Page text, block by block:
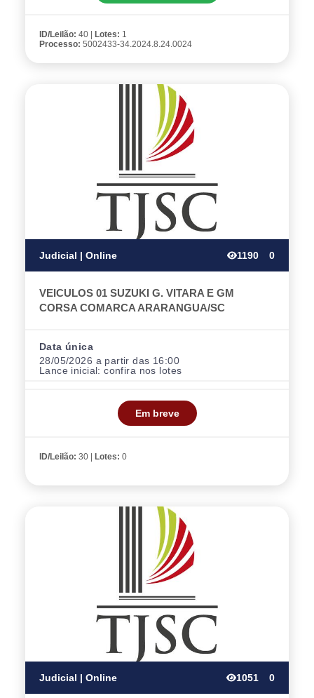
ID/Leilão: 40 | Lotes: 1
Processo: 5002433-34.2024.8.24.0024
Judicial | Online 1190 0
VEICULOS 01 SUZUKI G. VITARA E GM
CORSA COMARCA ARARANGUA/SC
Data única
28/05/2026 a partir das 16:00
Lance inicial:confira nos lotes
Em breve
ID/Leilão: 30 | Lotes: 0
Judicial | Online 1051 0